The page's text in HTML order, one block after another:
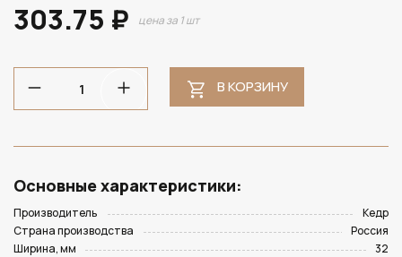
303.75 ₽ цена за 1 шт
В КОРЗИНУ
Основные характеристики:
Производитель
Кедр
Страна производства
Россия
Ширина, мм
32